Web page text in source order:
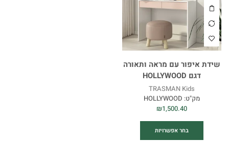
שידת איפור עם מראה ותאורה
דגם HOLLYWOOD
TRASMAN Kids
מק"ט: HOLLYWOOD
₪1,500.40
בחר אפשרויות